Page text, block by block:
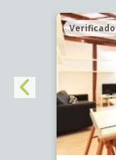
Verificado